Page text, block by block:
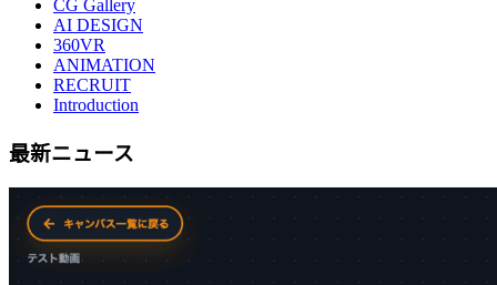
CG Gallery
AI DESIGN
360VR
ANIMATION
RECRUIT
Introduction
最新ニュース